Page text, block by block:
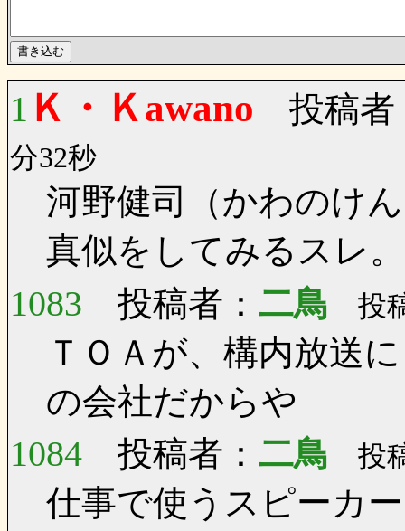
1 Ｋ・Ｋawano 投稿者
分32秒
河野健司（かわのけ
真似をしてみるスレ。
1083 投稿者： 二鳥 投
ＴＯＡが、構内放送
の会社だからや
1084 投稿者： 二鳥 投
仕事で使うスピーカ